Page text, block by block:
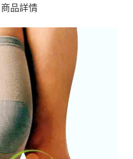
商品詳情